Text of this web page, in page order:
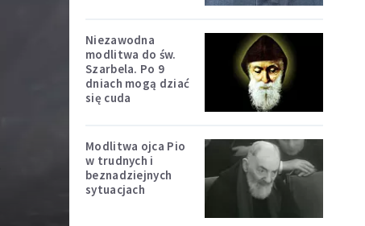
Niezawodna
modlitwa do św.
Szarbela. Po 9
dniach mogą dziać
się cuda
Modlitwa ojca Pio
w trudnych i
beznadziejnych
sytuacjach